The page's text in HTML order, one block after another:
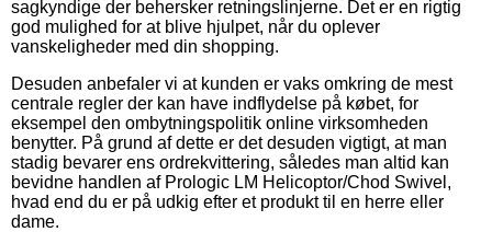
sagkyndige der behersker retningslinjerne. Det er en rigtig
god mulighed for at blive hjulpet, når du oplever
vanskeligheder med din shopping.
Desuden anbefaler vi at kunden er vaks omkring de mest
centrale regler der kan have indflydelse på købet, for
eksempel den ombytningspolitik online virksomheden
benytter. På grund af dette er det desuden vigtigt, at man
stadig bevarer ens ordrekvittering, således man altid kan
bevidne handlen af Prologic LM Helicoptor/Chod Swivel,
hvad end du er på udkig efter et produkt til en herre eller
dame.